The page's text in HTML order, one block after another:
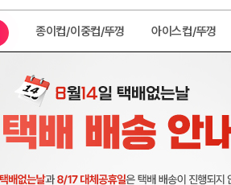
종이컵/이중컵/뚜껑 아이스컵/뚜껑
리유저블/다회용컵